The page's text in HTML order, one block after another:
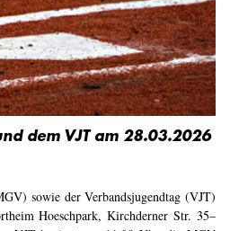
dem VJT am 28.03.2026
sowie der Verbandsjugendtag (VJT)
Hoeschpark, Kirchderner Str. 35–